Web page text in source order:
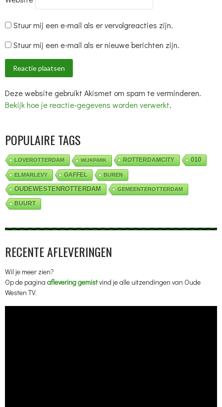
Stuur mij een e-mail als er vervolgreacties zijn.
Stuur mij een e-mail als er nieuwe berichten zijn.
Deze website gebruikt Akismet om spam te verminderen.
Bekijk hoe je reactie-gegevens worden verwerkt.
POPULAIRE TAGS
LOVEROTTERDAM WIJKPARK ROTTERDAMCITY 010
ELMARLEVY GAFFEL BUREN
OUDEWESTENROTTERDAM GEMEENTEROTTERDAM
BUURT
RECENTE AFLEVERINGEN
Wil je meer zien?
Op de pagina aflevering gemistvind je alle uitzendingen van Oude
Westen TV.